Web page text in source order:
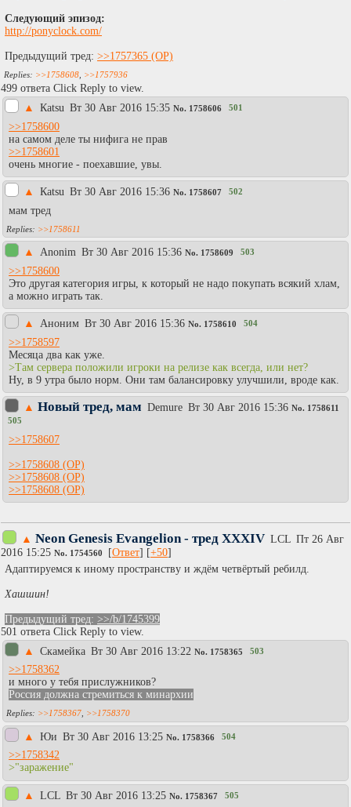
Следующий эпизод:
http://ponyclock.com/
Предыдущий тред: >>1757365
>>1758608 >>1757936
499 ответа Click Reply to view.
▲
Каtsu Вт 30 Авг 2016 15:35 No. 1758606 501
>>1758600
на самом деле ты нифига не прав
>>1758601
очень многие - поехавшие, увы.
▲ Каtsu Вт 30 Авг 2016 15:36 No. 1758607 502
мам тред
>>1758611
▲ Anonim Вт 30 Авг 2016 15:36 No. 1758609 503
>>1758600
Это другая категория игры, к который не надо покупать всякий хлам,
а можно играть так.
▲ Аноним Вт 30 Авг 2016 15:36 No. 1758610 504
>>1758597
Месяца два как уже.
>Там сервера положили игроки на релизе как всегда, или нет?
Ну, в 9 утра было норм. Они там балансировку улучшили, вроде как.
▲ Новый тред, мам Demure Вт 30 Авг 2016 15:36 No. 1758611
505
>>1758607
>>1758608
>>1758608
>>1758608
▲ Neon Genesis Evangelion - тред XXXIV LCL Пт 26 Авг
2016 15:25 No. 1754560 [Ответ] [+50]
Адаптируемся к иному пространству и ждём четвёртый ребилд.
Хашшин!
Предыдущий тред: >>/b/1745399
501 ответа Click Reply to view.
▲
Скамейка Вт 30 Авг 2016 13:22 No. 1758365 503
>>1758362
и много у тебя прислужников?
Россия должна стремиться к минархии
>>1758367, >>1758370
▲ Юи Вт 30 Авг 2016 13:25 No. 1758366 504
>>1758342
>"заражение"
▲ LCL Вт 30 Авг 2016 13:25 No. 1758367 505